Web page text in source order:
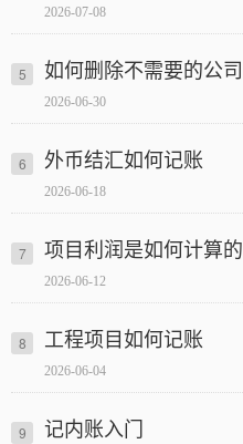
2026-07-08
5 如何删除不需要的公司
2026-06-30
6 外币结汇如何记账
2026-06-18
7 项目利润是如何计算的
2026-06-12
8 工程项目如何记账
2026-06-04
9 记内账入门